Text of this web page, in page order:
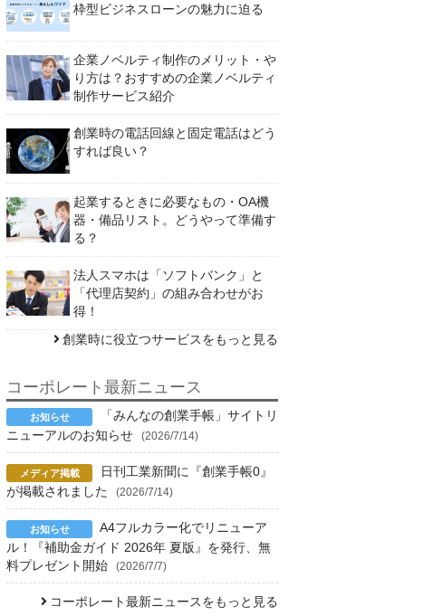
枠型ビジネスローンの魅力に迫る
企業ノベルティ制作のメリット・や
り方は？おすすめの企業ノベルティ
制作サービス紹介
創業時の電話回線と固定電話はどう
すれば良い？
起業するときに必要なもの・OA機
器・備品リスト。どうやって準備す
る？
法人スマホは「ソフトバンク」と
「代理店契約」の組み合わせがお
得！
創業時に役立つサービスをもっと見る
コーポレート最新ニュース
「みんなの創業手帳」サイトリ
ニューアルのお知らせ
(2026/7/14)
日刊工業新聞に『創業手帳0』
が掲載されました
(2026/7/14)
A4フルカラー化でリニューア
ル！『補助金ガイド 2026年 夏版』を発行、無
料プレゼント開始
(2026/7/7)
コーポレート最新ニュースをもっと見る